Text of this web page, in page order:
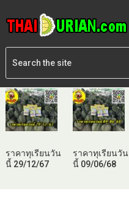
ราคาทุเรียนวัน
นี้ 29/12/67
ราคาทุเรียนวัน
นี้ 09/06/68